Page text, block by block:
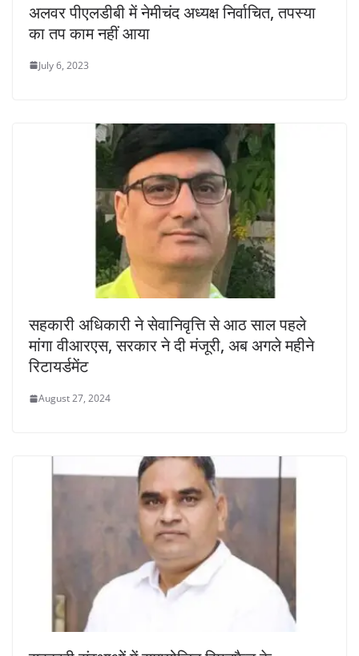
अलवर पीएलडीबी में नेमीचंद अध्यक्ष निर्वाचित, तपस्या
का तप काम नहीं आया
July 6, 2023
सहकारी अधिकारी ने सेवानिवृत्ति से आठ साल पहले
मांगा वीआरएस, सरकार ने दी मंजूरी, अब अगले महीने
रिटायर्डमेंट
August 27, 2024